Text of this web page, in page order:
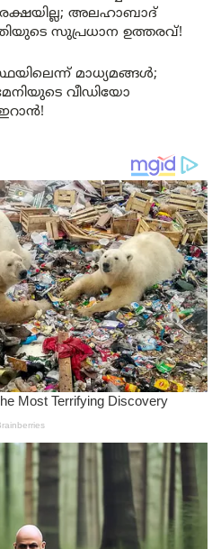
അലഹാബാദ്
സുപ്രധാന ഉത്തരവ്!
മാധ്യമങ്ങൾ;
വീഡിയോ